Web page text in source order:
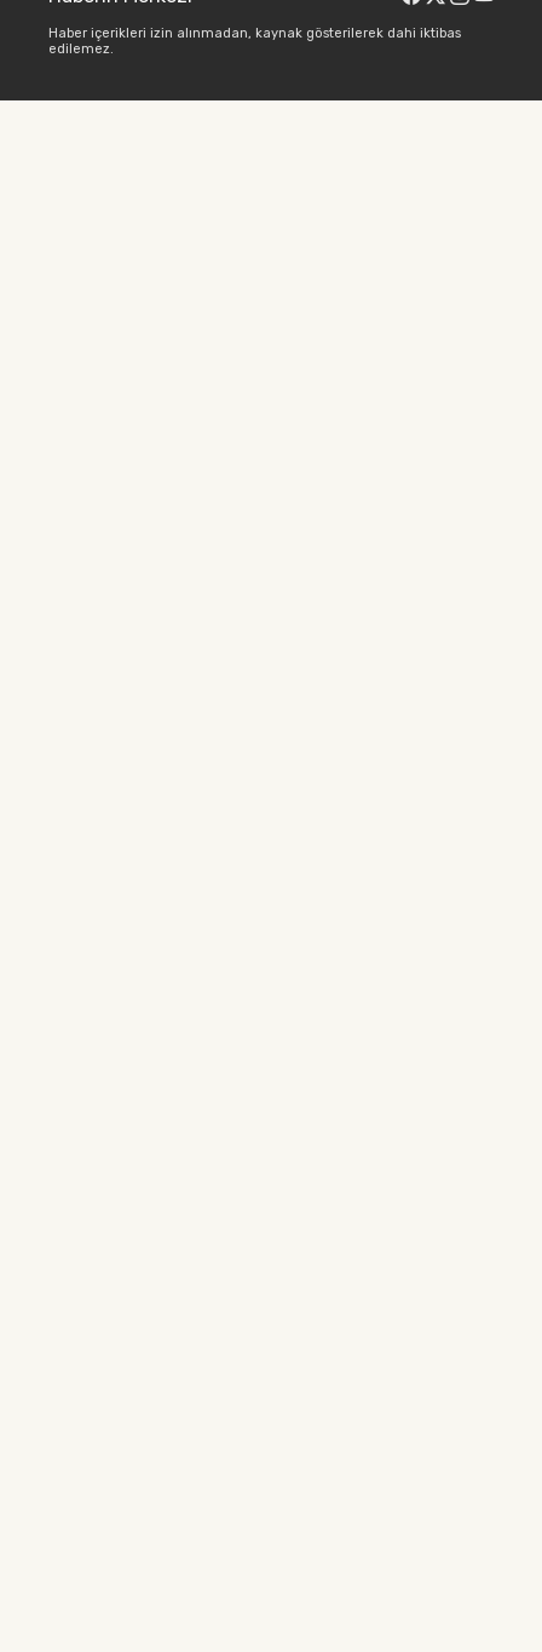
Haber içerikleri izin alınmadan, kaynak gösterilerek dahi iktibas
edilemez.